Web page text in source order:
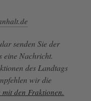
senden Sie der
eine Nachricht.
des Landtags
wir die
den Fraktionen.